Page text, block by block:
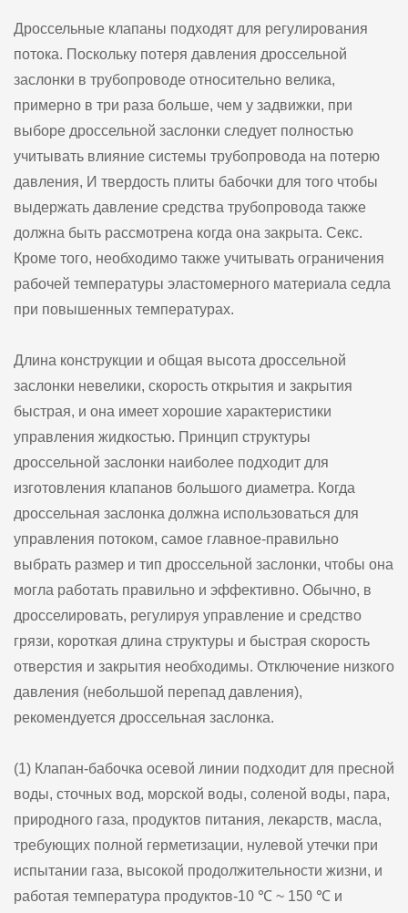
Дроссельные клапаны подходят для регулирования
потока. Поскольку потеря давления дроссельной
заслонки в трубопроводе относительно велика,
примерно в три раза больше, чем у задвижки, при
выборе дроссельной заслонки следует полностью
учитывать влияние системы трубопровода на потерю
давления, И твердость плиты бабочки для того чтобы
выдержать давление средства трубопровода также
должна быть рассмотрена когда она закрыта. Секс.
Кроме того, необходимо также учитывать ограничения
рабочей температуры эластомерного материала седла
при повышенных температурах.
Длина конструкции и общая высота дроссельной
заслонки невелики, скорость открытия и закрытия
быстрая, и она имеет хорошие характеристики
управления жидкостью. Принцип структуры
дроссельной заслонки наиболее подходит для
изготовления клапанов большого диаметра. Когда
дроссельная заслонка должна использоваться для
управления потоком, самое главное-правильно
выбрать размер и тип дроссельной заслонки, чтобы она
могла работать правильно и эффективно. Обычно, в
дросселировать, регулируя управление и средство
грязи, короткая длина структуры и быстрая скорость
отверстия и закрытия необходимы. Отключение низкого
давления (небольшой перепад давления),
рекомендуется дроссельная заслонка.
(1) Клапан-бабочка осевой линии подходит для пресной
воды, сточных вод, морской воды, соленой воды, пара,
природного газа, продуктов питания, лекарств, масла,
требующих полной герметизации, нулевой утечки при
испытании газа, высокой продолжительности жизни, и
работая температура продуктов-10 ℃ ~ 150 ℃ и